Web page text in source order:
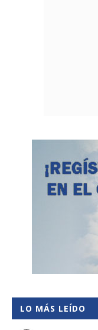
LO MÁS LEÍDO